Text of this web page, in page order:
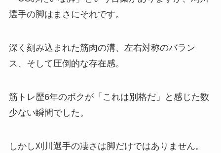
選手の脚はまさにそれです。
深く刻み込まれた筋肉の溝、左右対称のバラン
ス、そして圧倒的な存在感。
筋トレ歴6年のボクが「これは別格だ」と感じた数
少ない瞬間でした。
しかし刈川選手の凄さは脚だけではありません。